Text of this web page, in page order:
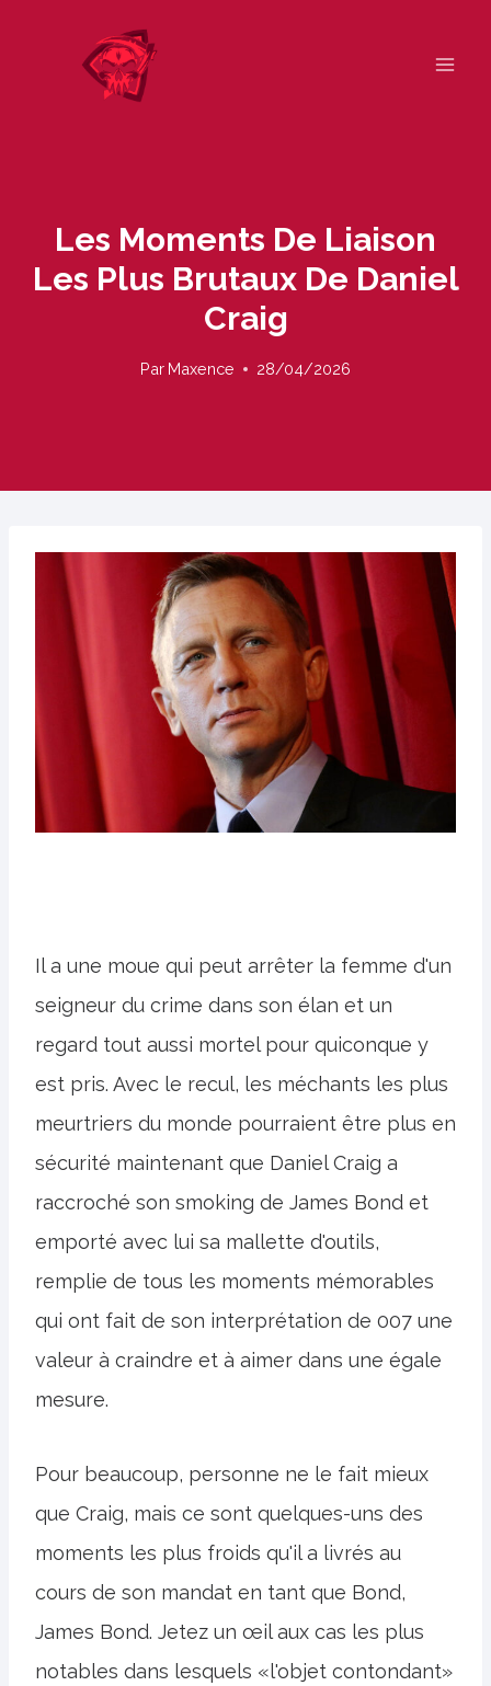
Les Moments De Liaison
Les Plus Brutaux De Daniel
Craig
Par Maxence 28/04/2026
Il a une moue qui peut arrêter la femme d'un
seigneur du crime dans son élan et un
regard tout aussi mortel pour quiconque y
est pris. Avec le recul, les méchants les plus
meurtriers du monde pourraient être plus en
sécurité maintenant que Daniel Craig a
raccroché son smoking de James Bond et
emporté avec lui sa mallette d'outils,
remplie de tous les moments mémorables
qui ont fait de son interprétation de 007 une
valeur à craindre et à aimer dans une égale
mesure.
Pour beaucoup, personne ne le fait mieux
que Craig, mais ce sont quelques-uns des
moments les plus froids qu'il a livrés au
cours de son mandat en tant que Bond,
James Bond. Jetez un œil aux cas les plus
notables dans lesquels «l'objet contondant»